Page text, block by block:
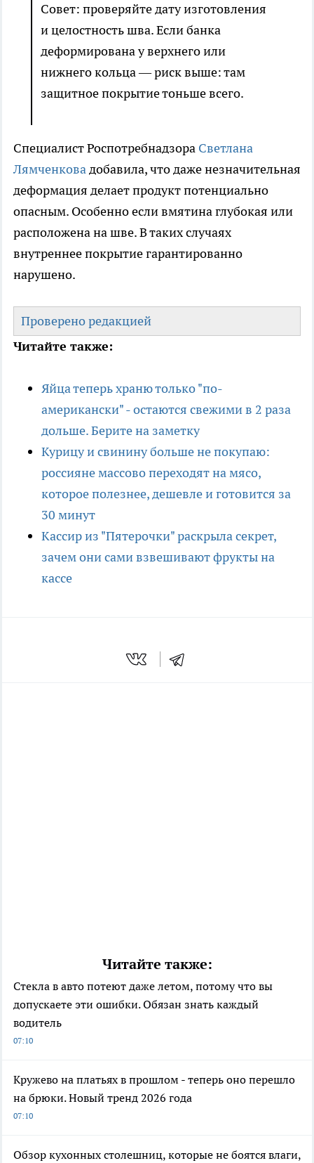
Совет: проверяйте дату изготовления
и целостность шва. Если банка
деформирована у верхнего или
нижнего кольца — риск выше: там
защитное покрытие тоньше всего.
Специалист Роспотребнадзора Светлана
Лямченковадобавила, что даже незначительная
деформация делает продукт потенциально
опасным. Особенно если вмятина глубокая или
расположена на шве. В таких случаях
внутреннее покрытие гарантированно
нарушено.
Проверено редакцией
Читайте также:
Яйца теперь храню только "по-
американски" - остаются свежими в 2 раза
дольше. Берите на заметку
Курицу и свинину больше не покупаю:
россияне массово переходят на мясо,
которое полезнее, дешевле и готовится за
30 минут
Кассир из "Пятерочки" раскрыла секрет,
зачем они сами взвешивают фрукты на
кассе
Читайте также:
Стекла в авто потеют даже летом, потому что вы
допускаете эти ошибки. Обязан знать каждый
водитель
07:10
Кружево на платьях в прошлом - теперь оно перешло
на брюки. Новый тренд 2026 года
07:10
Обзор кухонных столешниц, которые не боятся влаги,